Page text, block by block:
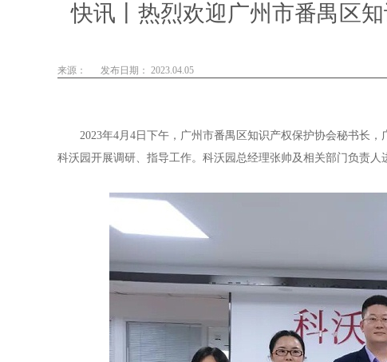
快讯丨热烈欢迎广州市番禺区
来源： 发布日期： 2023.04.05
2023年4月4日下午，广州市番禺区知识产权保护协会秘书长
科沃园开展调研、指导工作。科沃园总经理张帅及相关部门负责人